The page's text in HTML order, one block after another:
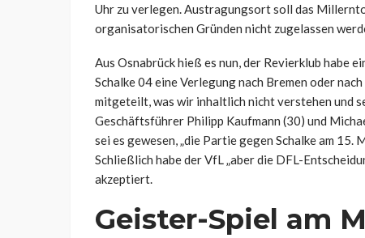
Uhr zu verlegen. Austragungsort soll das
organisatorischen Gründen nicht zugelassen
Aus Osnabrück hieß es nun, der Revierklub habe
Schalke 04 eine Verlegung nach Bremen oder
mitgeteilt, was wir inhaltlich nicht verstehen und
Geschäftsführer Philipp Kaufmann (30) und
sei es gewesen, „die Partie gegen Schalke am 15.
Schließlich habe der VfL „aber die DFL-
akzeptiert.
Geister-Spiel am